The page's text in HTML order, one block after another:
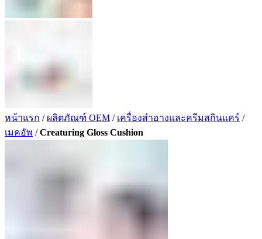
หน้าแรก / ผลิตภัณฑ์ OEM / เครื่องสำอางและครีมสกินแคร์ /
เมคอัพ /Creaturing Gloss Cushion